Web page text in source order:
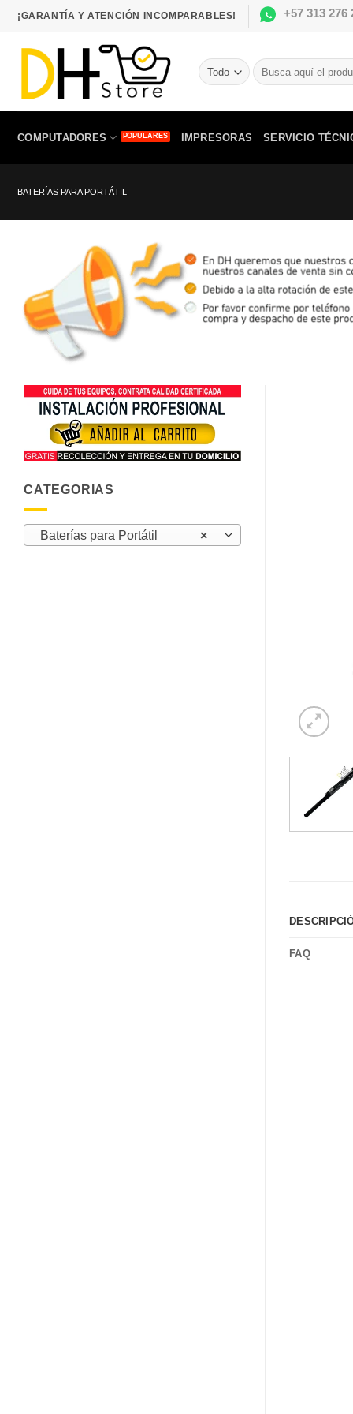
Saltar
contenido
¡GARANTÍA Y ATENCIÓN INCOMPARABLES! +57 313 276
Buscar
por:
COMPUTADORES IMPRESORAS SERVICIO
BATERÍAS PARA PORTÁTIL
CATEGORIAS
×
Baterías para Portátil
FAQ